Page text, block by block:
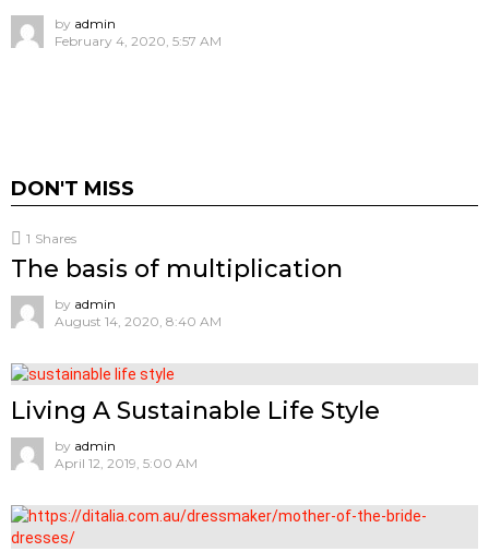
by admin
February 4, 2020, 5:57 AM
DON'T MISS
1 Shares
The basis of multiplication
by admin
August 14, 2020, 8:40 AM
Living A Sustainable Life Style
by admin
April 12, 2019, 5:00 AM